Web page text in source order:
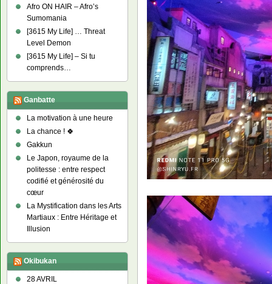
Afro ON HAIR – Afro’s
Sumomania
[3615 My Life] … Threat
Level Demon
[3615 My Life] – Si tu
comprends…
Ganbatte
La motivation à une heure
La chance ! 🍀
Gakkun
Le Japon, royaume de la
politesse : entre respect
codifié et générosité du
cœur
La Mystification dans les Arts
Martiaux : Entre Héritage et
Illusion
Okibukan
28 AVRIL